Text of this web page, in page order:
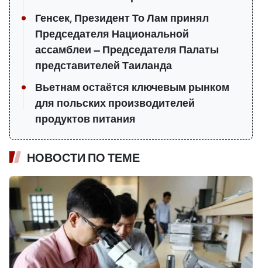
Генсек, Президент То Лам принял
Председателя Национальной
ассамблеи — Председателя Палаты
представителей Таиланда
Вьетнам остаётся ключевым рынком
для польских производителей
продуктов питания
НОВОСТИ ПО ТЕМЕ